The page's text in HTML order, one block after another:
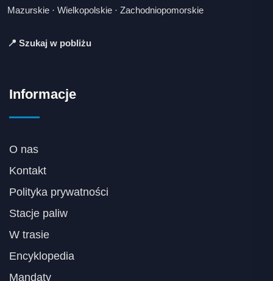
Mazurskie · Wielkopolskie · Zachodniopomorskie
📍 Szukaj w pobliżu
Informacje
O nas
Kontakt
Polityka prywatności
Stacje paliw
W trasie
Encyklopedia
Mandaty